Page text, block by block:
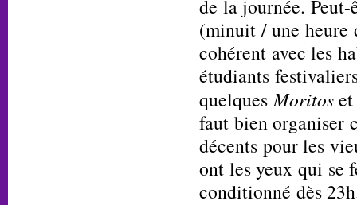
de la journée.
(minuit / une heure
cohérent avec les
étudiants
quelquesMoritos
faut bien organiser
décents pour les
ont les yeux qui se
conditionné dès